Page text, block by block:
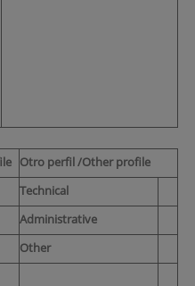
Otro perfil /Other profile
Technical
Administrative
Other